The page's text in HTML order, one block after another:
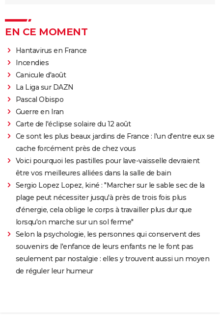
EN CE MOMENT
Hantavirus en France
Incendies
Canicule d'août
La Liga sur DAZN
Pascal Obispo
Guerre en Iran
Carte de l'éclipse solaire du 12 août
Ce sont les plus beaux jardins de France : l'un d'entre eux se
cache forcément près de chez vous
Voici pourquoi les pastilles pour lave-vaisselle devraient
être vos meilleures alliées dans la salle de bain
Sergio Lopez Lopez, kiné : "Marcher sur le sable sec de la
plage peut nécessiter jusqu'à près de trois fois plus
d'énergie, cela oblige le corps à travailler plus dur que
lorsqu'on marche sur un sol ferme"
Selon la psychologie, les personnes qui conservent des
souvenirs de l'enfance de leurs enfants ne le font pas
seulement par nostalgie : elles y trouvent aussi un moyen
de réguler leur humeur